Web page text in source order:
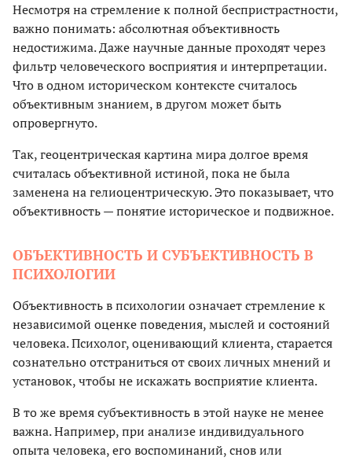
Несмотря на стремление к полной беспристрастности,
важно понимать: абсолютная объективность
недостижима. Даже научные данные проходят через
фильтр человеческого восприятия и интерпретации.
Что в одном историческом контексте считалось
объективным знанием, в другом может быть
опровергнуто.
Так, геоцентрическая картина мира долгое время
считалась объективной истиной, пока не была
заменена на гелиоцентрическую. Это показывает, что
объективность — понятие историческое и подвижное.
ОБЪЕКТИВНОСТЬ И СУБЪЕКТИВНОСТЬ В
ПСИХОЛОГИИ
Объективность в психологии означает стремление к
независимой оценке поведения, мыслей и состояний
человека. Психолог, оценивающий клиента, старается
сознательно отстраниться от своих личных мнений и
установок, чтобы не искажать восприятие клиента.
В то же время субъективность в этой науке не менее
важна. Например, при анализе индивидуального
опыта человека, его воспоминаний, снов или